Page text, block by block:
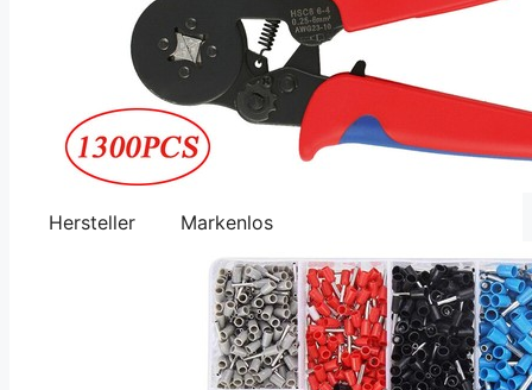
Hersteller Markenlos